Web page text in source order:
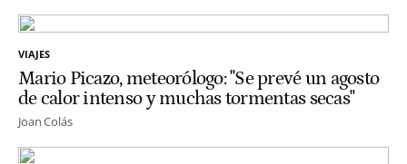
VIAJES
Mario Picazo, meteorólogo: "Se prevé un agosto
de calor intenso y muchas tormentas secas"
Joan Colás